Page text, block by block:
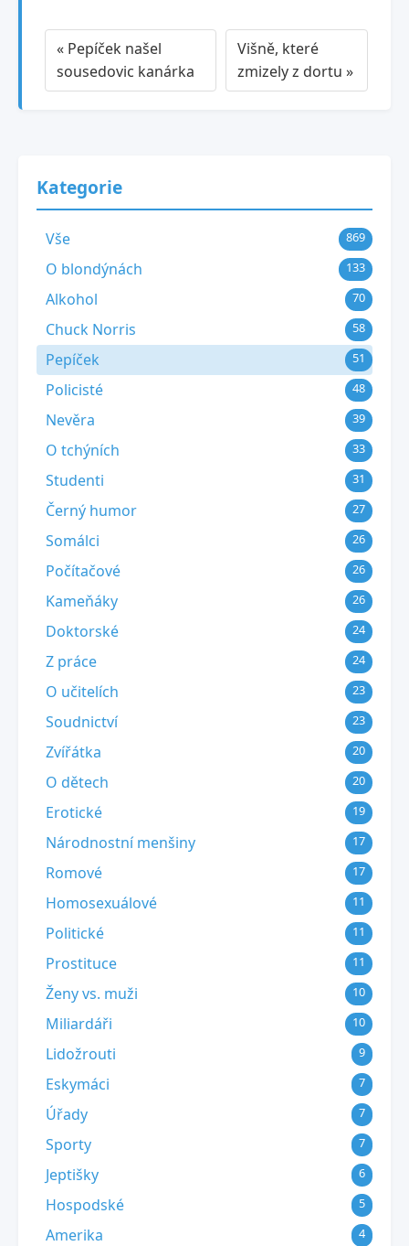
« Pepíček našel
sousedovic kanárka
Višně, které
zmizely z dortu »
Kategorie
Vše 869
O blondýnách 133
Alkohol 70
Chuck Norris 58
Pepíček 51
Policisté 48
Nevěra 39
O tchýních 33
Studenti 31
Černý humor 27
Somálci 26
Počítačové 26
Kameňáky 26
Doktorské 24
Z práce 24
O učitelích 23
Soudnictví 23
Zvířátka 20
O dětech 20
Erotické 19
Národnostní menšiny 17
Romové 17
Homosexuálové 11
Politické 11
Prostituce 11
Ženy vs. muži 10
Miliardáři 10
Lidožrouti 9
Eskymáci 7
Úřady 7
Sporty 7
Jeptišky 6
Hospodské 5
Amerika 4